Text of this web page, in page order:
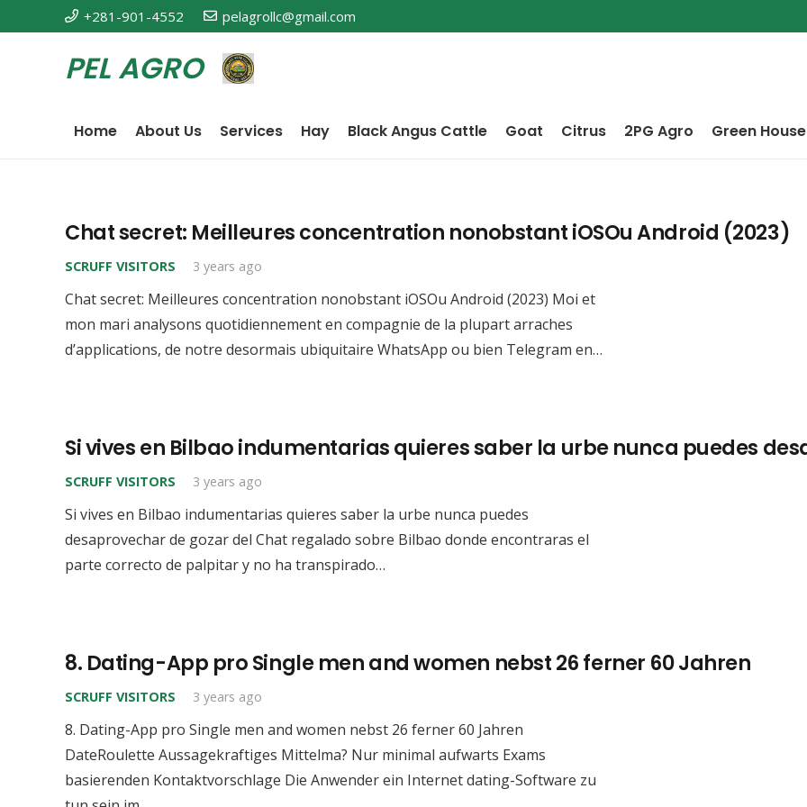
+281-901-4552 pelagrollc@gmail.com
PEL AGRO
Home About Us Services Hay Black Angus Cattle Goat Citrus 2PG Agro Green House
Chat secret: Meilleures concentration nonobstant iOSOu Android (2023)
SCRUFF VISITORS 3 years ago
Chat secret: Meilleures concentration nonobstant iOSOu Android (2023) Moi et
mon mari analysons quotidiennement en compagnie de la plupart arraches
d’applications, de notre desormais ubiquitaire WhatsApp ou bien Telegram en…
Si vives en Bilbao indumentarias quieres saber la urbe nunca puedes
SCRUFF VISITORS 3 years ago
Si vives en Bilbao indumentarias quieres saber la urbe nunca puedes
desaprovechar de gozar del Chat regalado sobre Bilbao donde encontraras el
parte correcto de palpitar y no ha transpirado…
8. Dating-App pro Single men and women nebst 26 ferner 60 Jahren
SCRUFF VISITORS 3 years ago
8. Dating-App pro Single men and women nebst 26 ferner 60 Jahren
DateRoulette Aussagekraftiges Mittelma? Nur minimal aufwarts Exams
basierenden Kontaktvorschlage Die Anwender ein Internet dating-Software zu